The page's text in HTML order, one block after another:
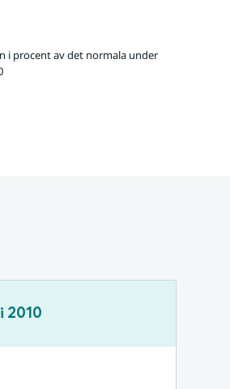
i procent av det normala under
2010